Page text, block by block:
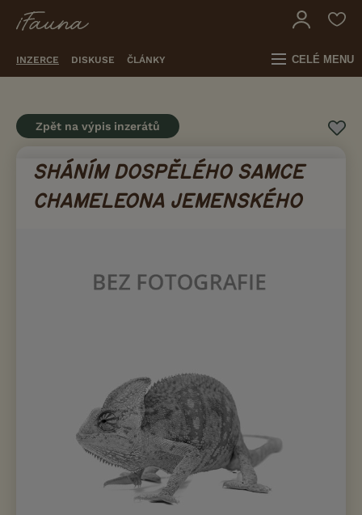
INZERCE DISKUSE ČLÁNKY CELÉ MENU
Zpět na výpis inzerátů
SHÁNÍM DOSPĚLÉHO SAMCE
CHAMELEONA JEMENSKÉHO